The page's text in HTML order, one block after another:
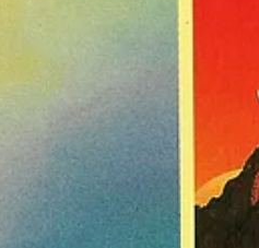
des frères Adam et Joseph
condescendante du jeu